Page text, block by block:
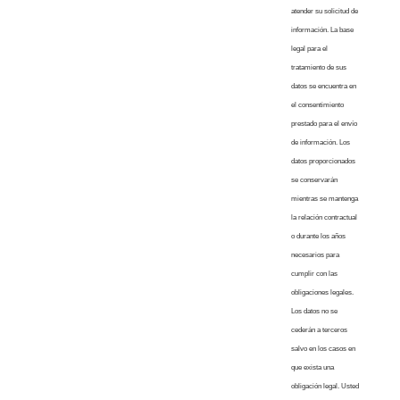
atender su solicitud de
información. La base
legal para el
tratamiento de sus
datos se encuentra en
el consentimiento
prestado para el envío
de información. Los
datos proporcionados
se conservarán
mientras se mantenga
la relación contractual
o durante los años
necesarios para
cumplir con las
obligaciones legales.
Los datos no se
cederán a terceros
salvo en los casos en
que exista una
obligación legal. Usted